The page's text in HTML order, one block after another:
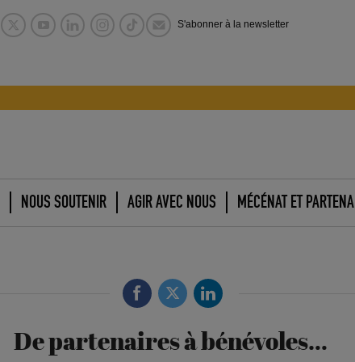
S'abonner à la newsletter
NOUS SOUTENIR AGIR AVEC NOUS MÉCÉNAT ET
De partenaires à bénévoles…